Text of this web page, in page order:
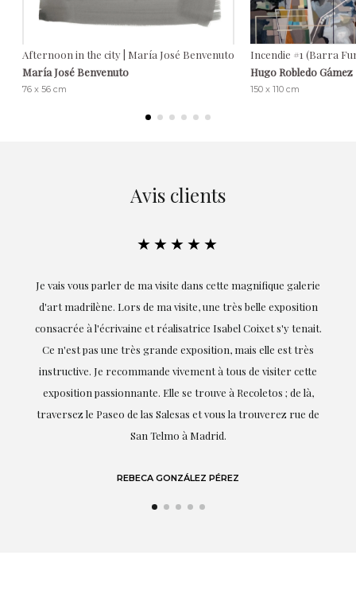
Afternoon in the city | María José Benvenuto
María José Benvenuto
76 x 56 cm
Incendie #1 (Barra
Hugo Robledo Gámez
150 x 110 cm
Avis clients
★★★★★
Je vais vous parler de ma visite dans cette magnifique galerie
d'art madrilène. Lors de ma visite, une très belle exposition
consacrée à l'écrivaine et réalisatrice Isabel Coixet s'y tenait.
Ce n'est pas une très grande exposition, mais elle est très
instructive. Je recommande vivement à tous de visiter cette
exposition passionnante. Elle se trouve à Recoletos ; de là,
traversez le Paseo de las Salesas et vous la trouverez rue de
San Telmo à Madrid.
REBECA GONZÁLEZ PÉREZ